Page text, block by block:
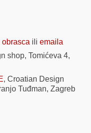
obrasca ili emaila
shop, Tomićeva 4,
, Croatian Design
Tuđman, Zagreb